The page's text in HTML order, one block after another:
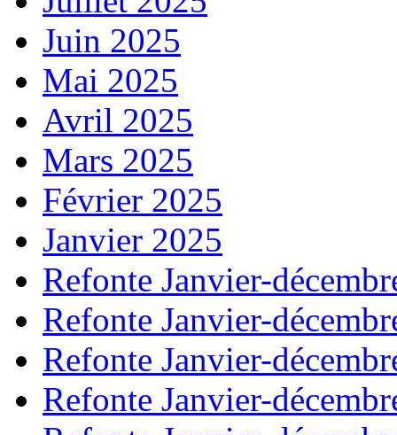
Juin 2025
Mai 2025
Avril 2025
Mars 2025
Février 2025
Janvier 2025
Refonte Janvier-
Refonte Janvier-
Refonte Janvier-
Refonte Janvier-